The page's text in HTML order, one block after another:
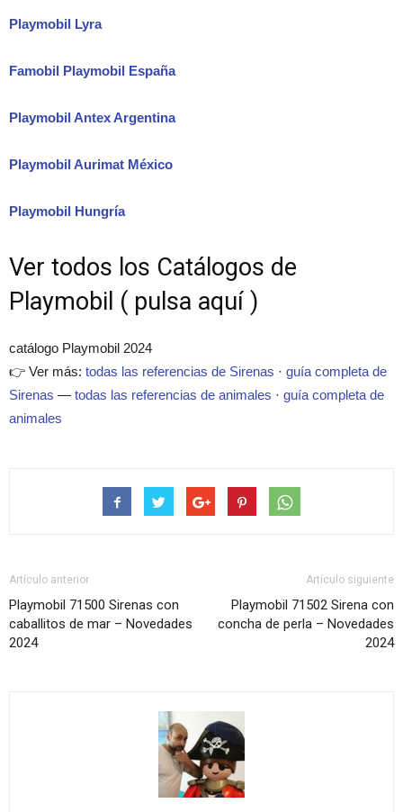
Playmobil Lyra
Famobil Playmobil España
Playmobil Antex Argentina
Playmobil Aurimat México
Playmobil Hungría
Ver todos los Catálogos de
Playmobil ( pulsa aquí )
catálogo Playmobil 2024
👉 Ver más: todas las referencias de Sirenas · guía completa de
Sirenas — todas las referencias de animales · guía completa de
animales
Artículo anterior
Playmobil 71500 Sirenas con
caballitos de mar – Novedades
2024
Artículo siguiente
Playmobil 71502 Sirena con
concha de perla – Novedades
2024